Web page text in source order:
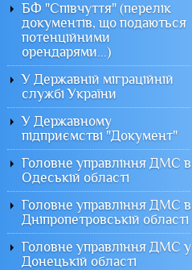
БФ "Співчуття" (перелік
документів, що подаються
потенційними
орендарями...)
У Державній міграційній
службі України
У Державному
підприємстві "Документ"
Головне управління ДМС в
Одеській області
Головне управління ДМС в
Дніпропетровській області
Головне управління ДМС у
Донецькій області